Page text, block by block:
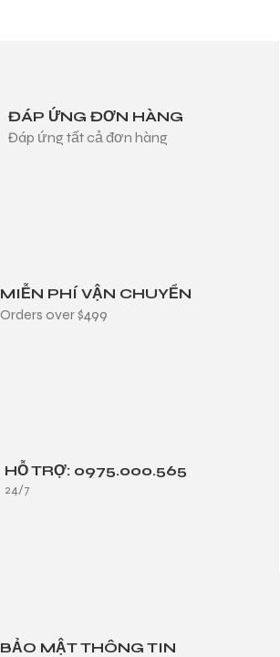
ĐÁP ỨNG ĐƠN HÀNG
Đáp ứng tất cả đơn hàng
MIỄN PHÍ VẬN CHUYỂN
Orders over $499
HỖ TRỢ: 0975.000.565
24/7
BẢO MẬT THÔNG TIN